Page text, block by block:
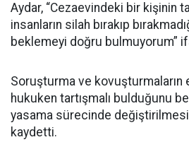
Aydar, “Cezaevindeki bir kişinin
insanların silah bırakıp
beklemeyi doğru bulmuyorum”
Soruşturma ve kovuşturmaların
hukuken tartışmalı bulduğunu
yasama sürecinde
kaydetti.